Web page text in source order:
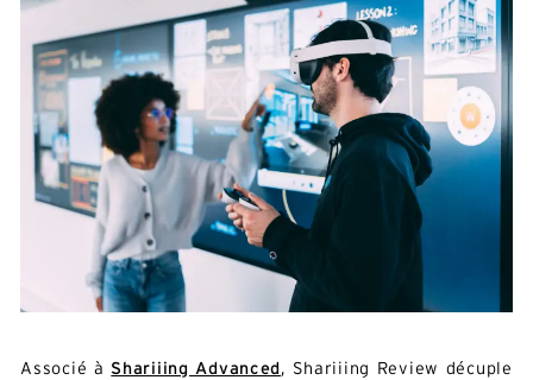
Associé à Shariiing Advanced , Shariiing Review décuple
Français Anglais
E-mail*
politique de confidentialité*
Alternative: